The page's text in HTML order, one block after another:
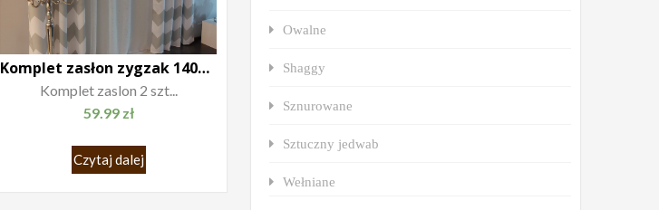
Komplet zasłon zygzak 140×250
Komplet zaslon 2 szt...
59.99 zł
Czytaj dalej
Owalne
Shaggy
Sznurowane
Sztuczny jedwab
Wełniane